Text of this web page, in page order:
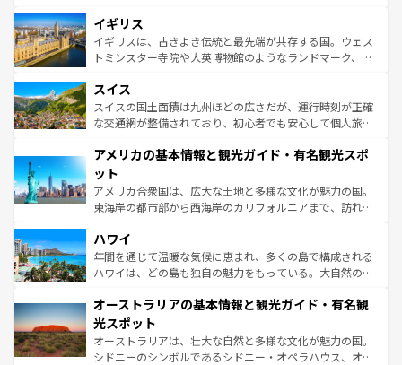
香り高いラベンダー畑など、多彩な楽しみ方が可能だ。さ
らに、パリ以外の地域にも魅力が溢れており、どの街角に
も豊かな歴史と文化が息づいている。パリ以外の個性あふ
を参照してほしい。
顔を持つこの国は、どこを歩いても飽きることがない。ベ
ルリンの文化的活気、バイエルン州のアルプスの絶景、そ
してライン川沿いのワイン畑といった風景は必見。ビール
は、お酒好きな人にはぜひ体験してほしい。 なお、新着の
ドイツ情報はコンテンツ一覧を参照してほしい。
イギリス
イギリスは、古きよき伝統と最先端が共存する国。ウェス
トミンスター寺院や大英博物館のようなランドマーク、歴
リアごとに異なる魅力がある。また、優雅なアフタヌーン
ティー、ビール好きにはたまらない英国パブ、サッカー観
戦など、本場だからこそできる体験も豊富。イギリスを旅
ンツ一覧を参照してほしい。
スイス
スイスの国土面積は九州ほどの広さだが、運行時刻が正確
な交通網が整備されており、初心者でも安心して個人旅行
の建物がそのまま残る町や、スイスならではのユニークな
博物館もあり、アルプス観光だけでなく町歩きも満喫する
ことができる。国民の所得が高いため物価も高いが、旅行
者向けの交通パス提供のサービスもあり、うまく活用すれ
着のスイス情報は
アメリカの基本情報と観光ガイド・有名観光スポ
ット
アメリカ合衆国は、広大な土地と多様な文化が魅力の国。
東海岸の都市部から西海岸のカリフォルニアまで、訪れる
のような巨大都市は、観光、ショッピング、エンターテイ
ンメントが詰まった刺激的なスポットだ。一方、アメリカ
西部には大自然が広がり、グランドキャニオンやイエロー
部のニューオーリンズでは、音楽と美食が融合した独特の
文化が魅力。旅行者はアメリカの各地域で異なる魅力を楽
しみながら、その多様性と豊かな歴史を感じることができ
るだろう。車でのロードトリップや列車の旅も、アメリカ
ハワイ
年間を通じて温暖な気候に恵まれ、多くの島で構成される
ハワイは、どの島も独自の魅力をもっている。大自然の神
ワイ島は見逃せない。また、定番の観光地といえばオアフ
島だが、静かな自然を求めるならマウイ島やカウアイ島が
おすすめ。エメラルドグリーンに輝く海をはじめ、豊かな
文化や歴史が息づいている。「アロハスピリット」と呼ば
オーストラリアの基本情報と観光ガイド・有名観
光スポット
オーストラリアは、壮大な自然と多様な文化が魅力の国。
シドニーのシンボルであるシドニー・オペラハウス、オー